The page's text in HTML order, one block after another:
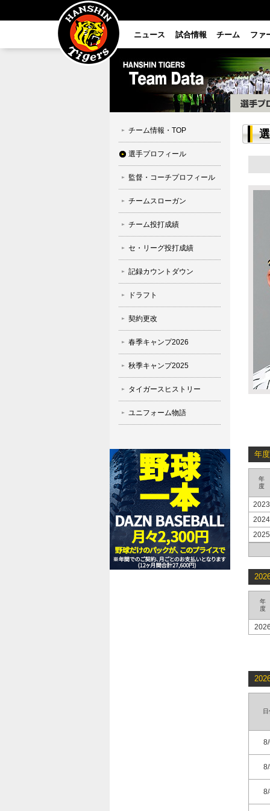
ニュース 試合情報 チーム ファ
チーム情報・TOP
選手プロフィール
監督・コーチプロフィール
チームスローガン
チーム投打成績
セ・リーグ投打成績
記録カウントダウン
ドラフト
契約更改
春季キャンプ2026
秋季キャンプ2025
タイガースヒストリー
ユニフォーム物語
年
年
度
2023
2024
2025
年
度
日